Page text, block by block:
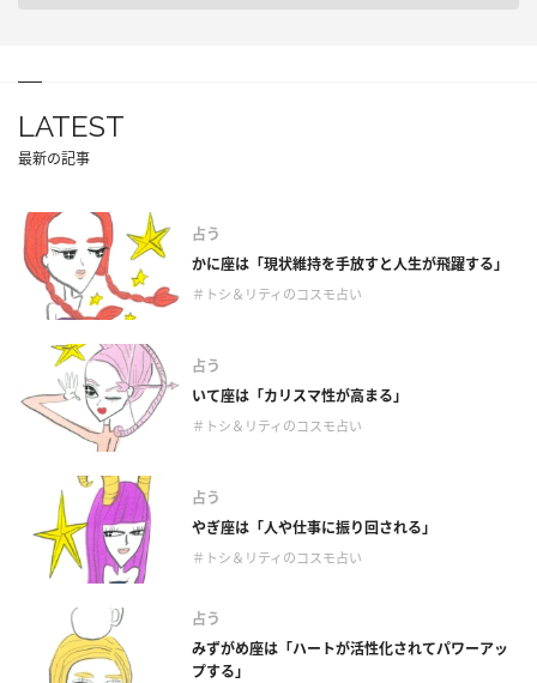
LATEST
最新の記事
占う
かに座は「現状維持を手放すと人生が飛躍する」
＃トシ＆リティのコスモ占い
占う
いて座は「カリスマ性が高まる」
＃トシ＆リティのコスモ占い
占う
やぎ座は「人や仕事に振り回される」
＃トシ＆リティのコスモ占い
占う
みずがめ座は「ハートが活性化されてパワーアッ
プする」